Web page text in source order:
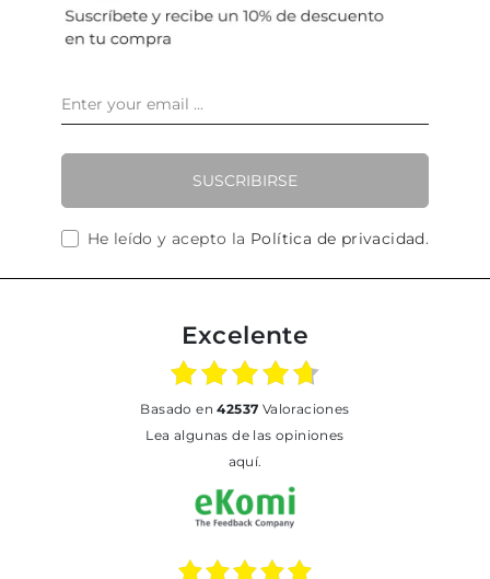
SUSCRIBIRSE
He leído y acepto la Política de privacidad.
Excelente
basado en42537 Valoraciones
Lea algunas de las opiniones
aquí.